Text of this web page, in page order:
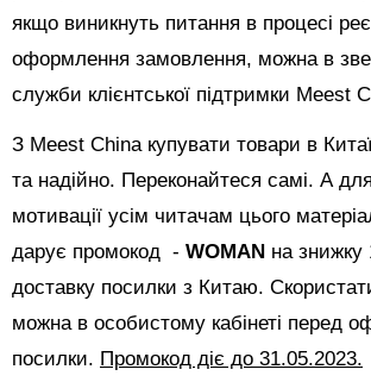
якщо виникнуть питання в процесі
оформлення замовлення, можна в
служби клієнтської підтримки Meest
З Meest China купувати товари в
та надійно. Переконайтеся самі. А
мотивації усім читачам цього
дарує промокод - WOMAN на знижку
доставку посилки з Китаю.
можна в особистому кабінеті перед
посилки. Промокод діє до 31.05.2023.